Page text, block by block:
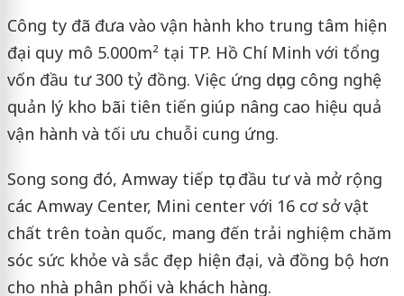
Công ty đã đưa vào vận hành kho trung tâm hiện
đại quy mô 5.000m² tại TP. Hồ Chí Minh với tổng
vốn đầu tư 300 tỷ đồng. Việc ứng dụng công nghệ
quản lý kho bãi tiên tiến giúp nâng cao hiệu quả
vận hành và tối ưu chuỗi cung ứng.
Song song đó, Amway tiếp tục đầu tư và mở rộng
các Amway Center, Mini center với 16 cơ sở vật
chất trên toàn quốc, mang đến trải nghiệm chăm
sóc sức khỏe và sắc đẹp hiện đại, và đồng bộ hơn
cho nhà phân phối và khách hàng.